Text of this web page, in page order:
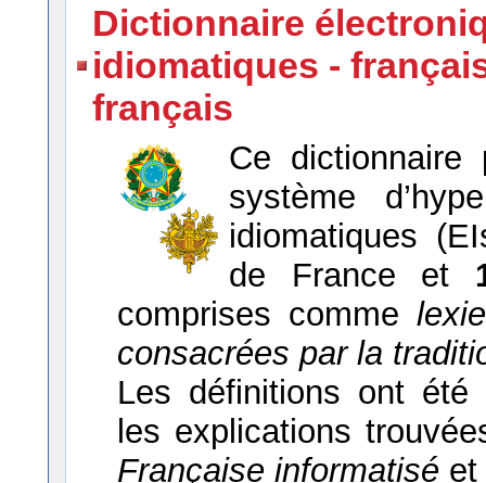
Dictionnaire
idiomatiques -
français
Ce dictionnaire
système
idiomatiques
de France et
comprises comme
consacrées par la
Les définitions ont été
les explications
Française informatisé